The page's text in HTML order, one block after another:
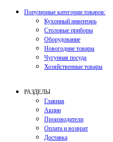
Популярные категории товаров:
Кухонный инвентарь
Столовые приборы
Оборудование
Новогодние товары
Чугунная посуда
Хозяйственные товары
РАЗДЕЛЫ
Главная
Акции
Производители
Оплата и возврат
Доставка